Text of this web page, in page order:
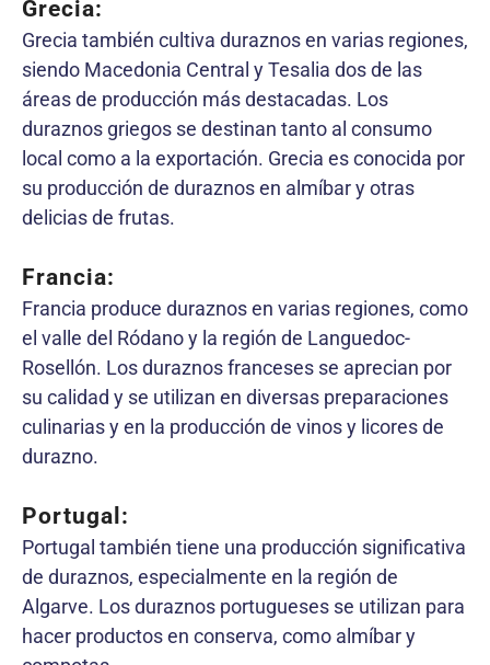
Grecia:
Grecia también cultiva duraznos en varias regiones,
siendo Macedonia Central y Tesalia dos de las
áreas de producción más destacadas. Los
duraznos griegos se destinan tanto al consumo
local como a la exportación. Grecia es conocida por
su producción de duraznos en almíbar y otras
delicias de frutas.
Francia:
Francia produce duraznos en varias regiones, como
el valle del Ródano y la región de Languedoc-
Rosellón. Los duraznos franceses se aprecian por
su calidad y se utilizan en diversas preparaciones
culinarias y en la producción de vinos y licores de
durazno.
Portugal:
Portugal también tiene una producción significativa
de duraznos, especialmente en la región de
Algarve. Los duraznos portugueses se utilizan para
hacer productos en conserva, como almíbar y